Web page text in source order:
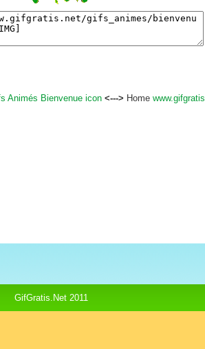
Animés Bienvenue icon <---> Home
GifGratis.Net 2011